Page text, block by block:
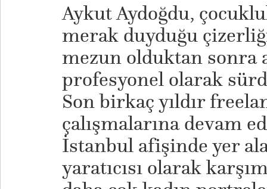
Aykut Aydoğdu,
merak duyduğu
mezun olduktan sonra
profesyonel olarak
Son birkaç yıldır
çalışmalarına devam
İstanbul afişinde yer
yaratıcısı olarak